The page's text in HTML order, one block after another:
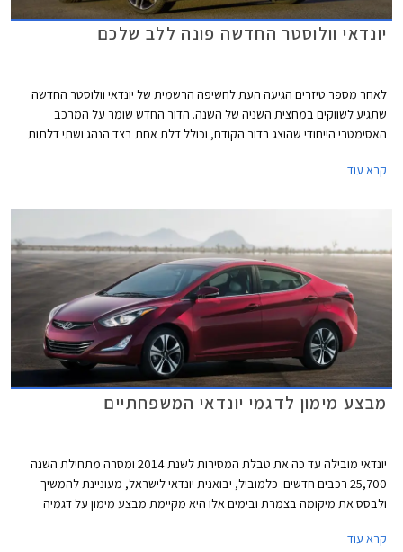
יונדאי וולוסטר החדשה פונה ללב שלכם
לאחר מספר טיזרים הגיעה העת לחשיפה הרשמית של יונדאי וולוסטר החדשה
שתגיע לשווקים במחצית השניה של השנה. הדור החדש שומר על המרכב
האסימטרי הייחודי שהוצג בדור הקודם, וכולל דלת אחת בצד הנהג ושתי דלתות
טובה מצד שני. העיצוב מיישר קו עם דגמי יונדאי החדשים וכולל גריל קדמי ענק,
ההיצע ניצבת יונדאי וולוסטר N הספורטיבית שבילתה שעות נוספות על מסלול
הנורבורגרינג והשחיזה ציפורניים לקראת ההשקה.
קרא עוד
מבצע מימון לדגמי יונדאי המשפחתיים
יונדאי מובילה עד כה את טבלת המסירות לשנת 2014 ומסרה מתחילת השנה
25,700 רכבים חדשים. כלמוביל, יבואנית יונדאי לישראל, מעוניינת להמשיך
ולבסס את מיקומה בצמרת ובימים אלו היא מקיימת מבצע מימון על דגמיה
במסגרת המבצע מאפשרת החברה לשלם מקדמה שגובהה תלוי בין היתר בדגם
קרא עוד